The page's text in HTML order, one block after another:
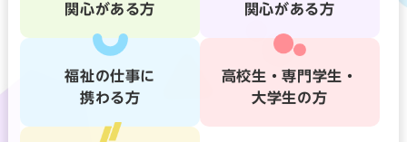
関心がある方
関心がある方
福祉の仕事に
携わる方
高校生・専門学生・
大学生の方